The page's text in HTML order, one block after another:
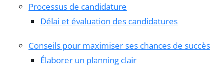
Processus de candidature
Délai et évaluation des candidatures
Conseils pour maximiser ses chances de succès
Élaborer un planning clair